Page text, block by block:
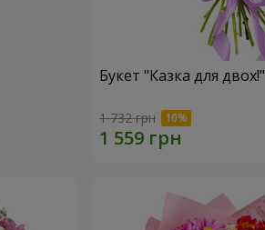
Букет "Казка для двох!"
1 732 грн